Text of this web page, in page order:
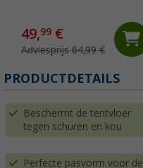
49,99 €
Adviesprijs 64,99 €
PRODUCTDETAILS
Beschermt de tentvloer
tegen schuren en kou
Perfecte pasvorm voor de